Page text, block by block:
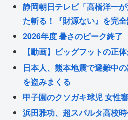
静岡朝日テレビ「高橋洋一
た斬る！『財源ない』を完全
2026年度 暑さのピーク終了
【動画】ビッグフットの正
日本人、熊本地震で避難中
を盗みまくる
甲子園のクソガキ球児 女性
浜田雅功、超スパルタ高校